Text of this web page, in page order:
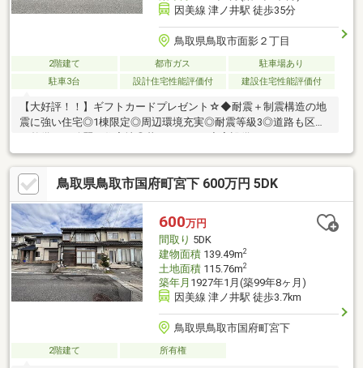
因美線 津ノ井駅 徒歩35分
鳥取県鳥取市面影２丁目
2階建て 都市ガス
駐車場あり
駐車3台
設計住宅性能評価付 建設住宅性能評価付
【大好評！！】ギフトカードプレゼント☆◆耐震＋制震構造の地
震に強い住宅◎1棟限定◎周辺環境充実◎耐震等級3◎道路も区画
鳥取県鳥取市国府町宮下 600万円 5DK
600万円
間取り 5DK
建物面積139.49m2
土地面積115.76m2
築年月 1927年1月(築99年8ヶ月)
因美線 津ノ井駅 徒歩3.7km
鳥取県鳥取市国府町宮下
2階建て 所有権